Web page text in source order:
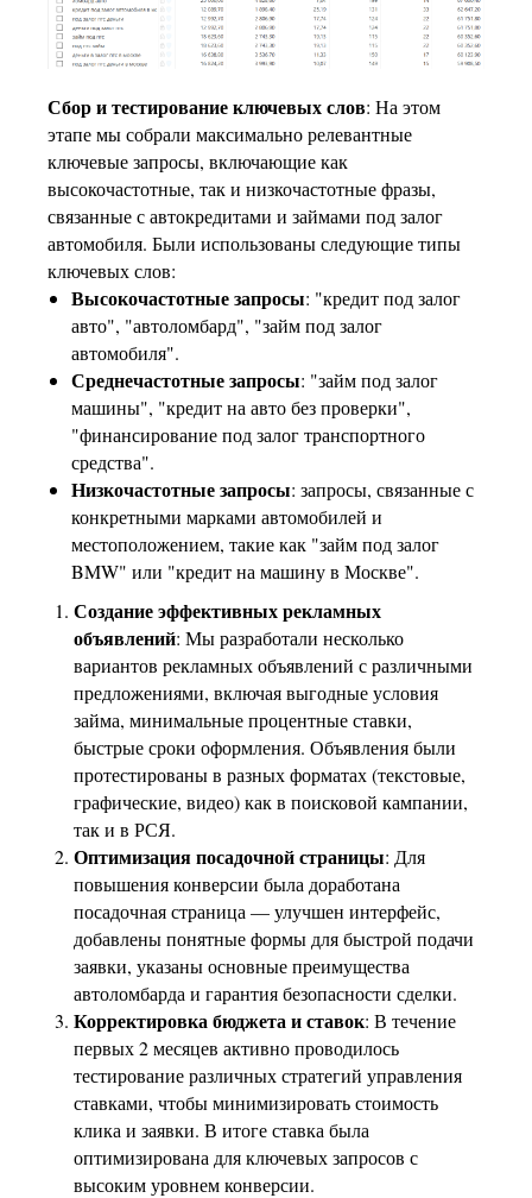
Сбор и тестирование ключевых слов: На этом
этапе мы собрали максимально релевантные
ключевые запросы, включающие как
высокочастотные, так и низкочастотные фразы,
связанные с автокредитами и займами под залог
автомобиля. Были использованы следующие типы
ключевых слов:
Высокочастотные запросы: "кредит под залог
авто", "автоломбард", "займ под залог
автомобиля".
Среднечастотные запросы: "займ под залог
машины", "кредит на авто без проверки",
"финансирование под залог транспортного
средства".
Низкочастотные запросы: запросы, связанные с
конкретными марками автомобилей и
местоположением, такие как "займ под залог
BMW" или "кредит на машину в Москве".
Создание эффективных рекламных
объявлений: Мы разработали несколько
вариантов рекламных объявлений с различными
предложениями, включая выгодные условия
займа, минимальные процентные ставки,
быстрые сроки оформления. Объявления были
протестированы в разных форматах (текстовые,
графические, видео) как в поисковой кампании,
так и в РСЯ.
Оптимизация посадочной страницы: Для
повышения конверсии была доработана
посадочная страница — улучшен интерфейс,
добавлены понятные формы для быстрой подачи
заявки, указаны основные преимущества
автоломбарда и гарантия безопасности сделки.
Корректировка бюджета и ставок: В течение
первых 2 месяцев активно проводилось
тестирование различных стратегий управления
ставками, чтобы минимизировать стоимость
клика и заявки. В итоге ставка была
оптимизирована для ключевых запросов с
высоким уровнем конверсии.